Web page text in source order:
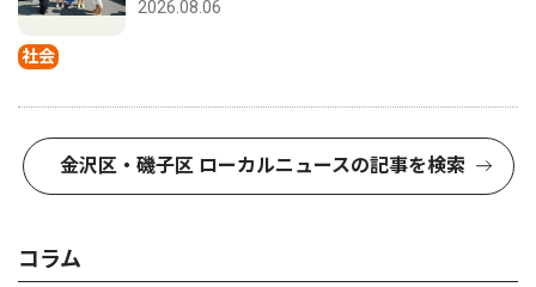
社会
2026.08.06
金沢区・磯子区 ローカルニュースの記事を検索
コラム